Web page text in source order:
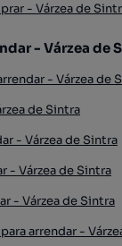
- Várzea de
- Várzea de
- Várzea de
de Sintra
- Várzea de Sintra
- Várzea de Sintra
- Várzea de Sintra
arrendar -